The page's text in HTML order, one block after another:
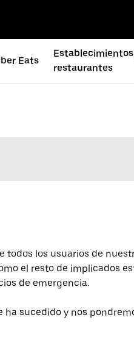
Eats
restaurantes
todos los usuarios de
el resto de implicados
de emergencia.
ha sucedido y nos